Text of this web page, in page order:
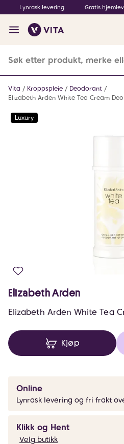
Lynrask levering Gratis
Vita Kroppspleie
Deodorant
Elizabeth Arden White Tea Cream
Luxury
Elizabeth Arden
Elizabeth Arden White Tea
Kjøp
Online
Lynrask levering og fri frakt
Klikk og Hent
Velg butikk